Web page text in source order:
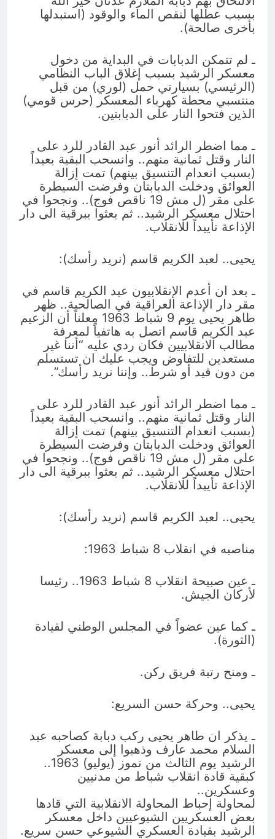
بسبب عطلها لنقص الماء والوقود (استبدلها
بأخرى صالحة).
ـ لم تتمكن الدبابات في البداية من دخول
معسكر الرشيد بسبب إغلاق الباب النظامي
(الرئيسي) بسيارتي حمل (لوري) من قبل
منتسبي محطة كهرباء المعسكر (حرس قومي)
الذين فتحوا النار على الدبابتين.
ـ مما اضطر الرائد أنور عبد القادر للرد على
النار وقتل ثمانية منهم.. وانسحب البقية بعيداً
(بسبب انعدام التنسيق بينهم) تمت إزالة
العوائق ودخلت الدبابتان وفرضت السيطرة
على مقر (ل مش 19 ناقص فوج).. ونجحوا في
احتلال معسكر الرشيد.. ثم بعثوا ببرقية الى دار
الإذاعة تأييداً للانقلاب.
يحيى.. لعبد الكريم قاسم (نريد رأسك):
ـ بعد ان أعدم الإنقلابيون عبد الكريم قاسم في
مقر دار الإذاعة العراقية في الصالحية.. ظهر
طاهر يحيى يوم 9 شباط 1963 معلناً أن الزعيم
عبد الكريم قاسم اتصل به هاتفياً لمعرفة
مطالب الانقلابيين فكان ردي عليه “أننا غير
مستعدين للتفاوض ويجب عليك ان تستسلم
من دون قيد أو شرط.. وإننا نريد رأسك”.
ـ مما اضطر الرائد أنور عبد القادر للرد على
النار وقتل ثمانية منهم.. وانسحب البقية بعيداً
(بسبب انعدام التنسيق بينهم) تمت إزالة
العوائق ودخلت الدبابتان وفرضت السيطرة
على مقر (ل مش 19 ناقص فوج).. ونجحوا في
احتلال معسكر الرشيد.. ثم بعثوا ببرقية الى دار
الإذاعة تأييداً للانقلاب.
يحيى.. لعبد الكريم قاسم (نريد رأسك):
مناصبه في انقلاب 8 شباط 1963:
ـ عين صبيحة انقلاب 8 شباط 1963.. رئيسا
لأركان الجيش.
ـ كما عين عضواً في المجلس الوطني لقيادة
(الثورة).
ـ ومنح رتبة فريق ركن.
يحيى.. وحركة حسن السريع:
ـ يذكر ان طاهر يحيى ركب دبابة كصاحبه عبد
السلام محمد عارف وذهبوا إلى معسكر
الرشيد يوم الثالث من تموز (يوليو) 1963..
كبقية قادة انقلاب شباط من مدنيين
وعسكرين..
لمحاولة إحباط المحاولة الانقلابية التي قادها
بعض العسكريين الشيوعيين داخل معسكر
الرشيد بقيادة العسكري الشيوعي حسن سريع.